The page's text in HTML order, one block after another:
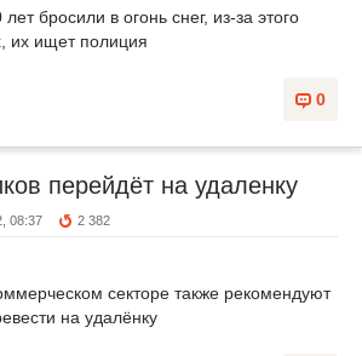
бросили в огонь снег, из-за этого
их ищет полиция
0
перейдёт на удаленку
08:37 2 382
секторе также рекомендуют
на удалёнку